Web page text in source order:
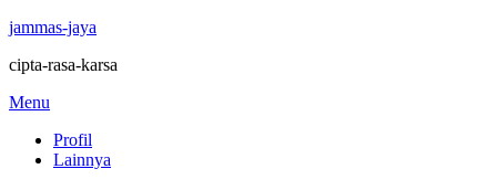
jammas-jaya
cipta-rasa-karsa
Skip
content
Menu
Profil
Lainnya